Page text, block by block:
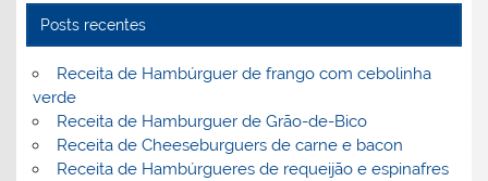
o
k
l
Posts recentes
Receita de Hambúrguer de frango com cebolinha
verde
Receita de Hamburguer de Grão-de-Bico
Receita de Cheeseburguers de carne e bacon
Receita de Hambúrgueres de requeijão e espinafres